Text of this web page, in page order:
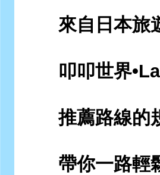
來自日本旅遊
叩叩世界
推薦路線的規
帶你一路輕鬆